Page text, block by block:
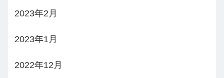
2023年2月
2023年1月
2022年12月